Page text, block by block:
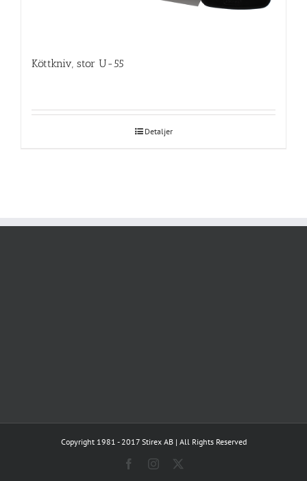
Köttkniv, stor U-55
Detaljer
Copyright 1981 - 2017 Stirex AB | All Rights Reserved
FacebookInstagram